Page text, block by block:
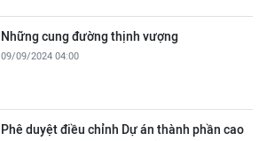
Những cung đường thịnh vượng
09/09/2024 04:00
Phê duyệt điều chỉnh Dự án thành phần cao